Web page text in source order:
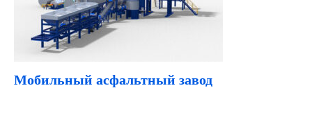
Мобильный асфальтный завод